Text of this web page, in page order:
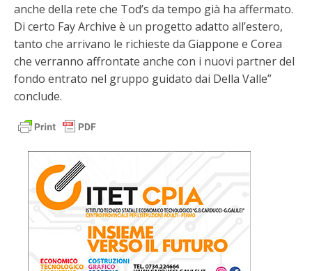
anche della rete che Tod’s da tempo già ha affermato.
Di certo Fay Archive è un progetto adatto all’estero,
tanto che arrivano le richieste da Giappone e Corea
che verranno affrontate anche con i nuovi partner del
fondo entrato nel gruppo guidato dai Della Valle”
conclude.